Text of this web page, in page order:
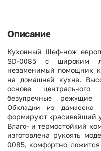
Описание
Кухонный Шеф-нож
SD-0085 с широким
незаменимый помощник
на домашней кухне.
основе
безупречные режущие
Обкладки из дамасска
формируют красивейший
Влаго- и термостойкий
изготовлена рукоять
0085, комфортно